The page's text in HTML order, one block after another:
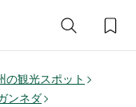
の観光スポット
ンネダ